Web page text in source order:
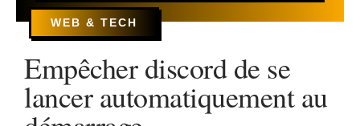
WEB & TECH
Empêcher discord de se
lancer automatiquement au